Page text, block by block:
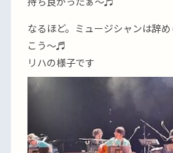
なるほど。ミュージシャンは辞
こう〜♬
リハの様子です